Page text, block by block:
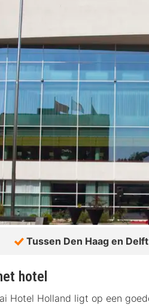
Tussen Den Haag en Delft
hotel
Hotel Holland ligt op een